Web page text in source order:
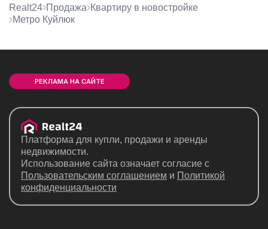
Realt24 Продажа
квартиру в новостройке
метро Куйлюк
РЕКЛАМА НА САЙТЕ
Платформа для купли, продажи и аренды
недвижимости.
Использование сайта означает согласие с
Пользовательским соглашением и Политикой
конфиденциальности